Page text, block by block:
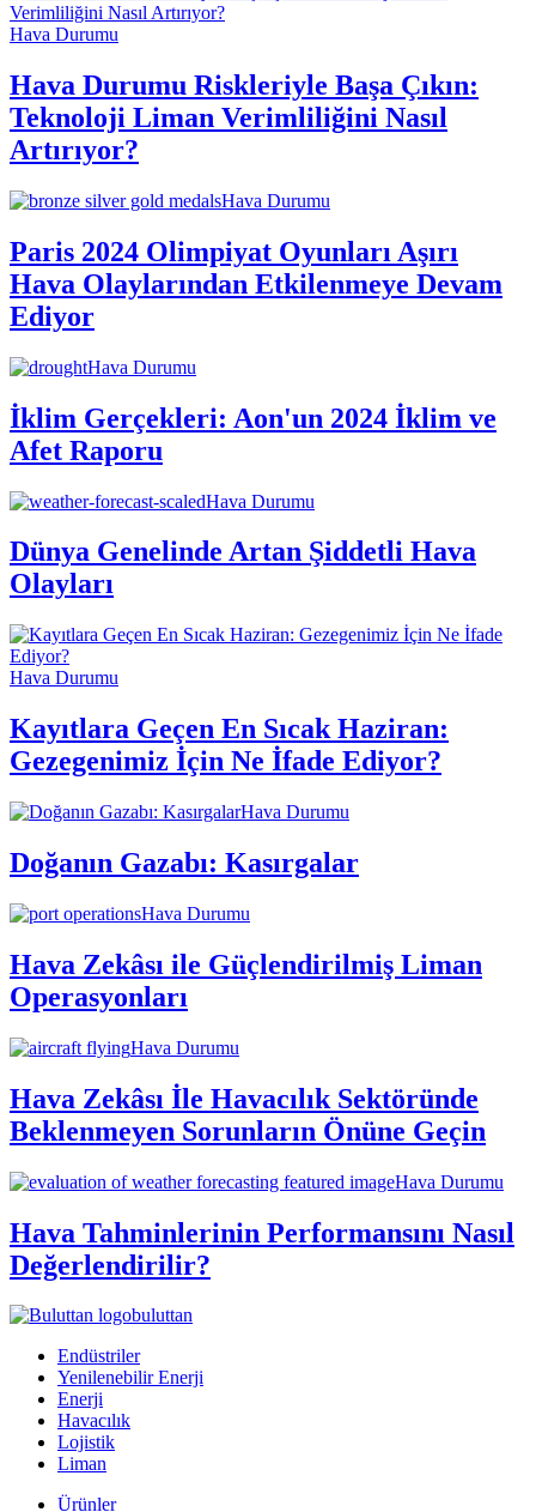
Hava Durumu
Hava Durumu Riskleriyle Başa Çıkın:
Teknoloji Liman Verimliliğini Nasıl
Artırıyor?
Hava Durumu
Paris 2024 Olimpiyat Oyunları Aşırı
Hava Olaylarından Etkilenmeye Devam
Ediyor
Hava Durumu
İklim Gerçekleri: Aon'un 2024 İklim ve
Afet Raporu
Hava Durumu
Dünya Genelinde Artan Şiddetli Hava
Olayları
Hava Durumu
Kayıtlara Geçen En Sıcak Haziran:
Gezegenimiz İçin Ne İfade Ediyor?
Hava Durumu
Doğanın Gazabı: Kasırgalar
Hava Durumu
Hava Zekâsı ile Güçlendirilmiş Liman
Operasyonları
Hava Durumu
Hava Zekâsı İle Havacılık Sektöründe
Beklenmeyen Sorunların Önüne Geçin
Hava Durumu
Hava Tahminlerinin Performansını Nasıl
Değerlendirilir?
buluttan
Endüstriler
Yenilenebilir Enerji
Enerji
Havacılık
Lojistik
Liman
Ürünler